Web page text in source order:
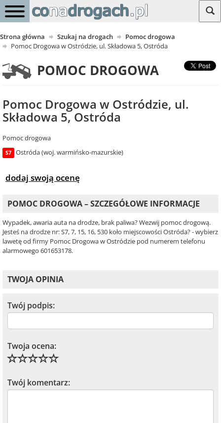
Strona główna Szukaj na drogach
Pomoc drogowa
Pomoc Drogowa w Ostródzie, ul. Składowa 5, Ostróda
POMOC DROGOWA
Pomoc Drogowa w Ostródzie, ul.
Składowa 5, Ostróda
Pomoc drogowa
S7 Ostróda (woj. warmińsko-mazurskie)
dodaj swoją ocenę
POMOC DROGOWA – SZCZEGÓŁOWE INFORMACJE
Wypadek, awaria auta na drodze, brak paliwa? Wezwij pomoc drogową.
Jesteś na drodze nr: S7, 7, 15, 16, 530 koło miejscowości Ostróda? - wybierz
lawetę od firmy Pomoc Drogowa w Ostródzie pod numerem telefonu
alarmowego 601653178.
TWOJA OPINIA
Twój podpis:
Twoja ocena:
Twój komentarz: